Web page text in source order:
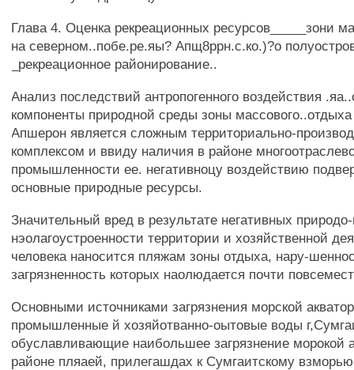
Глава 4. Оценка рекреационных ресурсов_____зони
на северном..побе.ре.яы? Апщ8ррн.с.ко.)?о
_рекреационное районирование..
Анализ последствий антропогенного воздействия
компоненты природной среды зоны
Апшерон является сложным территориально-
комплексом и ввиду наличия в районе
промышленности ее. негативноцу воздействию
основные природные ресурсы.
Значительный вред в результате негативных
нэолагоустроенности территории и хозяйственной
человека наносится пляжам зоны отдыха, нару-
загрязненность которых наолюдается почти
Основными источниками загрязнения морской
промышленные й хозяйотванно-оытовые воды
обуславливающие наибольшее загрязнение морокой
районе пляаей, прилегашдах к Сумгаитскому